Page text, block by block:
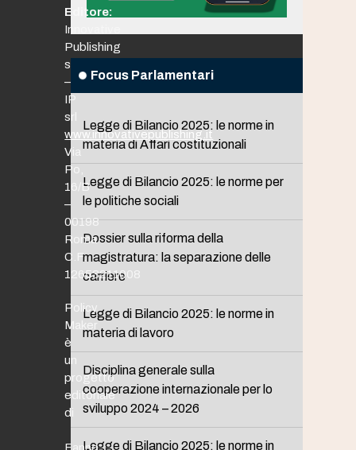
Focus Parlamentari
Legge di Bilancio 2025: le norme in
materia di Affari costituzionali
Legge di Bilancio 2025: le norme per
le politiche sociali
Dossier sulla riforma della
magistratura: la separazione delle
carriere
Legge di Bilancio 2025: le norme in
materia di lavoro
Disciplina generale sulla
cooperazione internazionale per lo
sviluppo 2024 – 2026
Legge di Bilancio 2025: le norme in
Editore:
Innovative
Publishing
srl
–
IP
srl
www.innovativepublishing.it
Via
Po,
16/B
–
00198
Roma
C.F.
12653211008
Policy
Maker
è
un
progetto
editoriale
di